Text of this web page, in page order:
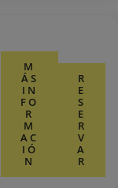
M
ÁS
IN
FO
R
M
AC
IÓ
N
R
E
S
E
R
V
A
R